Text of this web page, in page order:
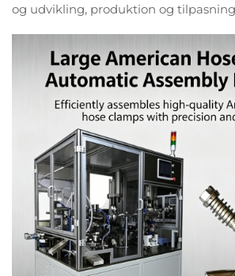
og udvikling, produktion og
produktionslinjer, har vi længe været
levere effektive, stabile...